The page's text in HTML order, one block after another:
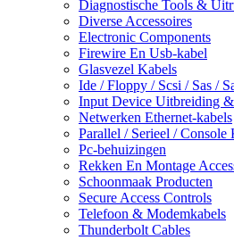
Diagnostische Tools &
Diverse Accessoires
Electronic Components
Firewire En Usb-kabel
Glasvezel Kabels
Ide / Floppy / Scsi / Sas /
Input Device Uitbreiding
Netwerken Ethernet-kabels
Parallel / Serieel / Console
Pc-behuizingen
Rekken En Montage
Schoonmaak Producten
Secure Access Controls
Telefoon & Modemkabels
Thunderbolt Cables